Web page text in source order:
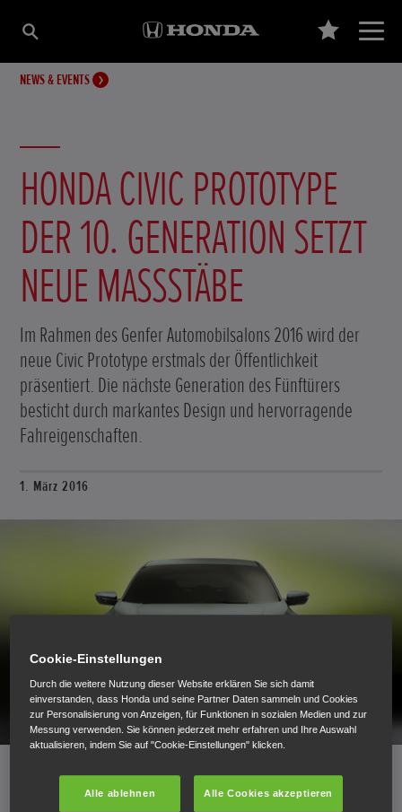
NEWS & EVENTS
HONDA CIVIC PROTOTYPE
DER 10. GENERATION SETZT
NEUE MASSSTÄBE
Im Rahmen des Genfer Automobilsalons 2016 wird der
neue Civic Prototype erstmals der Öffentlichkeit
präsentiert. Die nächste Generation des Fünftürers
besticht durch markantes Design und hervorragende
Fahreigenschaften.
1. März 2016
Cookie-Einstellungen
Durch die weitere Nutzung dieser Website erklären Sie sich damit
einverstanden, dass Honda und seine Partner Daten sammeln und Cookies
zur Personalisierung von Anzeigen, für Funktionen in sozialen Medien und zur
Messung verwenden. Sie können jederzeit mehr erfahren und Ihre Auswahl
aktualisieren, indem Sie auf "Cookie-Einstellungen" klicken.
Alle ablehnen Alle Cookies akzeptieren